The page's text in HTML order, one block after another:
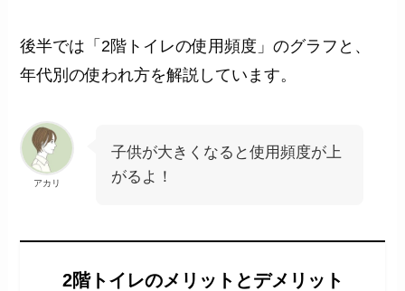
後半では「2階トイレの使用頻度」のグラフと、
年代別の使われ方を解説しています。
アカリ
子供が大きくなると使用頻度が上
がるよ！
2階トイレのメリットとデメリット